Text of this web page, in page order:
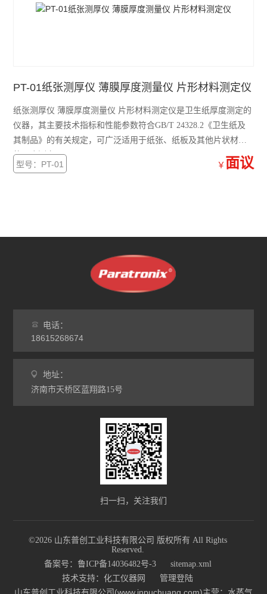
PT-01纸张测厚仪 薄膜厚度测量仪 片形材料测定仪
纸张测厚仪 薄膜厚度测量仪 片形材料测定仪是卫生纸厚度测定的
仪器，其主要技术指标和性能参数符合GB/T 24328.2《卫生纸及
其制品》的有关规定，可广泛适用于纸张、纸板及其他片状材料
的厚度测定。
型号：PT-01 ￥ 面议
电话：
18615268674
地址：
济南市天桥区蓝翔路15号
扫一扫，关注我们
©2026 山东普创工业科技有限公司 版权所有 All Rights
Reserved.
备案号：鲁ICP备14036482号-3
sitemap.xml
技术支持： 化工仪器网 管理登陆